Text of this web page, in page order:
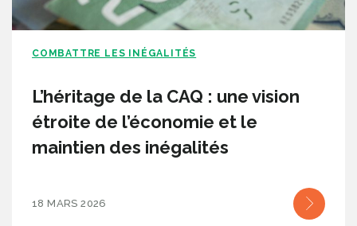
COMBATTRE LES INÉGALITÉS
L’héritage de la CAQ : une vision
étroite de l’économie et le
maintien des inégalités
18 MARS 2026